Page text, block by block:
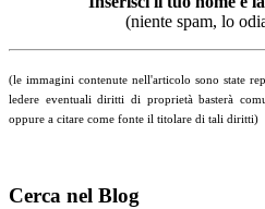
(niente spam, lo
(le immagini contenute nell'articolo sono state
ledere eventuali diritti di proprietà basterà
oppure a citare come fonte il titolare di tali diritti)
Cerca nel Blog